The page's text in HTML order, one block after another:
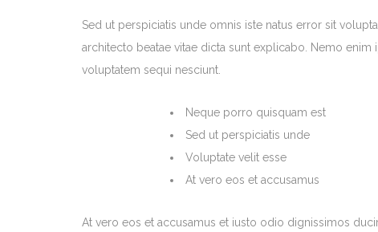
Sed ut perspiciatis unde omnis iste natus error sit
architecto beatae vitae dicta sunt explicabo. Nemo
voluptatem sequi nesciunt.
Neque porro quisquam est
Sed ut perspiciatis unde
Voluptate velit esse
At vero eos et accusamus
At vero eos et accusamus et iusto odio dignissimos